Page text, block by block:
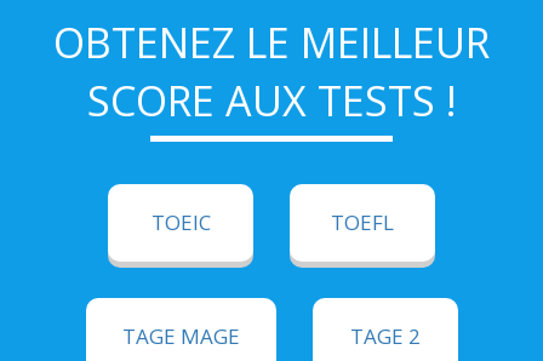
OBTENEZ LE MEILLEUR
SCORE AUX TESTS !
TOEIC TOEFL
TAGE MAGE TAGE 2